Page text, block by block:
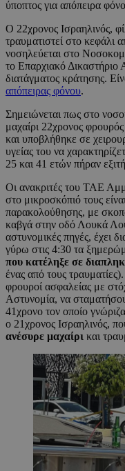
ύποπτος για απόπειρα
Ο 22χρονος Ισραηλινός,
τραυματιστεί στο κεφάλι
νοσηλεύεται στο
το Επαρχιακό
διατάγματος κράτησης.
απόπειρας φόνου.
Σημειώνεται πως στο
μαχαίρι 22χρονος
και υποβλήθηκε σε
υγείας του να
25 και 41 ετών πήραν
Οι ανακριτές του ΤΑΕ
στο μικροσκόπιό τους
παρακολούθησης, με
καβγά στην οδό Λουκά
αστυνομικές πηγές, έχει
γύρω στις 4:30 τα
που κατέληξε σε
ένας από τους
φρουροί ασφαλείας με
Αστυνομία, να
41χρονο τον οποίο
ο 21χρονος Ισραηλινός,
ανέσυρε μαχαίρι και